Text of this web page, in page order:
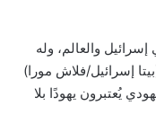
والعالم، وله
إسرائيل/فلاش مورا)
يُعتبرون يهودًا بلا